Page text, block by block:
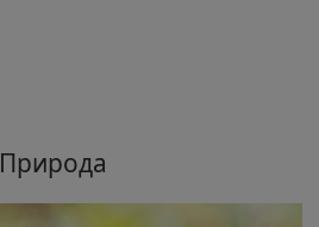
Природа